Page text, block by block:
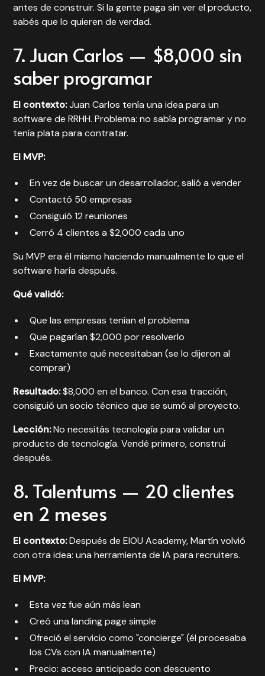
antes de construir. Si la gente paga sin ver el producto,
sabés que lo quieren de verdad.
7. Juan Carlos — $8,000 sin
saber programar
El contexto:Juan Carlos tenía una idea para un
software de RRHH. Problema: no sabía programar y no
tenía plata para contratar.
El MVP:
En vez de buscar un desarrollador, salió a vender
Contactó 50 empresas
Consiguió 12 reuniones
Cerró 4 clientes a $2,000 cada uno
Su MVP era él mismo haciendo manualmente lo que el
software haría después.
Qué validó:
Que las empresas tenían el problema
Que pagarían $2,000 por resolverlo
Exactamente qué necesitaban (se lo dijeron al
comprar)
Resultado:$8,000 en el banco. Con esa tracción,
consiguió un socio técnico que se sumó al proyecto.
Lección:No necesitás tecnología para validar un
producto de tecnología. Vendé primero, construí
después.
8. Talentums — 20 clientes
en 2 meses
El contexto:Después de EIOU Academy, Martín volvió
con otra idea: una herramienta de IA para recruiters.
El MVP:
Esta vez fue aún más lean
Creó una landing page simple
Ofreció el servicio como "concierge" (él procesaba
los CVs con IA manualmente)
Precio: acceso anticipado con descuento